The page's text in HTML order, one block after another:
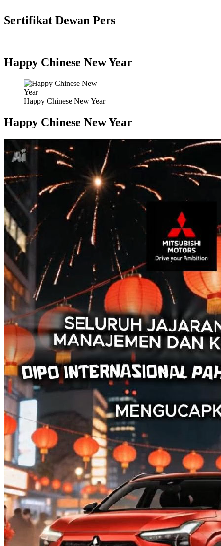
Sertifikat Dewan Pers
Happy Chinese New Year
Happy Chinese New Year
Happy Chinese New Year